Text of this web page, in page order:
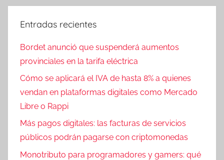
Entradas recientes
Bordet anunció que suspenderá aumentos
provinciales en la tarifa eléctrica
Cómo se aplicará el IVA de hasta 8% a quienes
vendan en plataformas digitales como Mercado
Libre o Rappi
Más pagos digitales: las facturas de servicios
públicos podrán pagarse con criptomonedas
Monotributo para programadores y gamers: qué